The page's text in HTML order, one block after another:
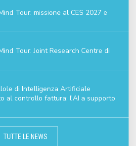
Tour: missione al CES 2027 e
Tour: Joint Research Centre di
di Intelligenza Artificiale
al controllo fattura: l'AI a supporto
TUTTE LE NEWS